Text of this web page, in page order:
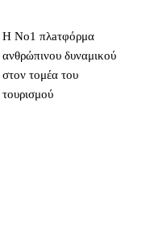
Η Νο1 πλaτφόρμα
ανθρώπινου δυναμικού
στον τομέα του
τουρισμού